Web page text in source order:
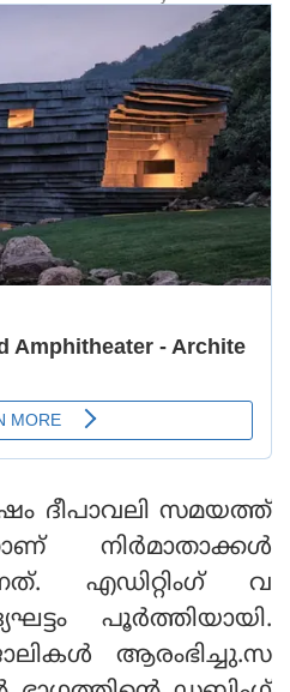
ദീപാവലി സമയത്ത്
നിര്‍മാതാക്കള്‍
എഡിറ്റിംഗ് വ
പൂര്‍ത്തിയായി.
ആരംഭിച്ചു.സ